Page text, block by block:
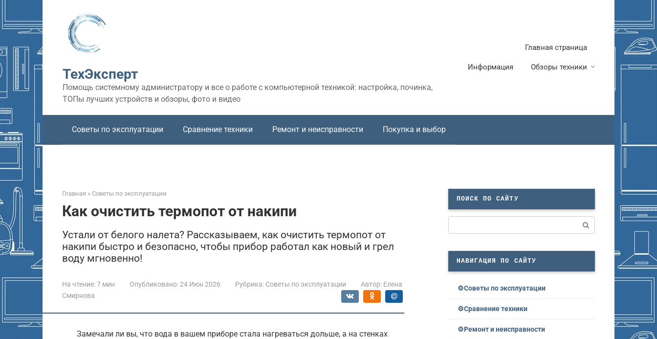
контенту
ТехЭксперт
Помощь системному администратору и все о работе с компьютерной техникой: настройка, починка,
ТОПы лучших устройств и обзоры, фото и видео
Главная страница
Информация Обзоры техники
Советы по эксплуатации Сравнение техники Ремонт и неисправности Покупка и выбор
Главная » Советы по эксплуатации
Как очистить термопот от накипи
Устали от белого налета? Рассказываем, как очистить термопот от
накипи быстро и безопасно, чтобы прибор работал как новый и грел
воду мгновенно!
На чтение:7 мин Опубликовано:24 Июн 2026 Рубрика: Советы по эксплуатации Автор: Елена
Смирнова
Замечали ли вы, что вода в вашем приборе стала нагреваться дольше, а на стенках
ПОИСК ПО САЙТУ
НАВИГАЦИЯ ПО САЙТУ
Советы по эксплуатации
Сравнение техники
Ремонт и неисправности